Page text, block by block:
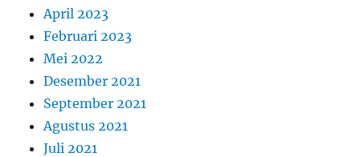
April 2023
Februari 2023
Mei 2022
Desember 2021
September 2021
Agustus 2021
Juli 2021